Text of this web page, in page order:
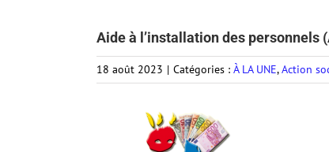
Aide à l’installation des personnels
18 août 2023 | Catégories : À LA UNE,Action